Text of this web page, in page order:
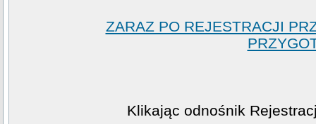
ZARAZ PO REJESTRACJI
Klikając odnośnik